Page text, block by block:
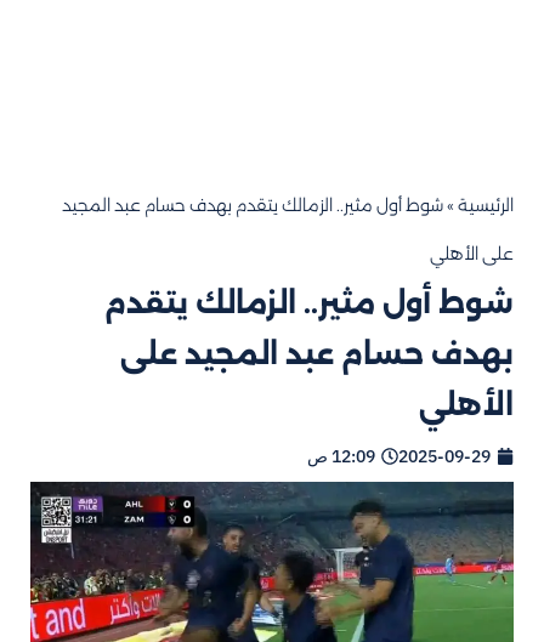
الرئيسية »شوط أول مثير.. الزمالك يتقدم بهدف حسام عبد المجيد
على الأهلي
شوط أول مثير.. الزمالك يتقدم
بهدف حسام عبد المجيد على
الأهلي
2025-09-29 12:09 ص